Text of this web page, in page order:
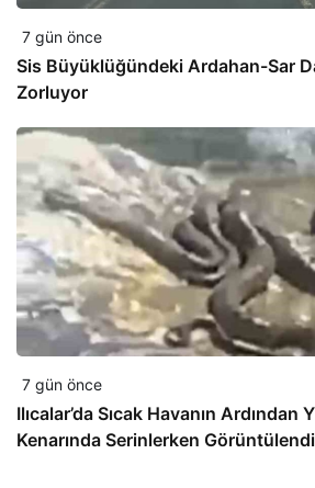
7 gün önce
Sis Büyüklüğündeki Ardahan-Sar
Zorluyor
7 gün önce
Ilıcalar’da Sıcak Havanın Ardından
Kenarında Serinlerken Görüntülendi